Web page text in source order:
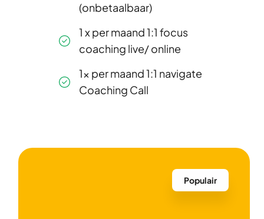
(onbetaalbaar)
1 x per maand 1:1 focus
coaching live/ online
1x per maand 1:1 navigate
Coaching Call
Populair